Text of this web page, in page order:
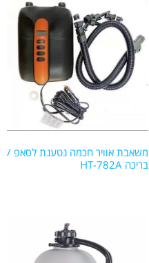
משאבת אוויר חכמה נטענת לסאפ /
בריכה HT-782A